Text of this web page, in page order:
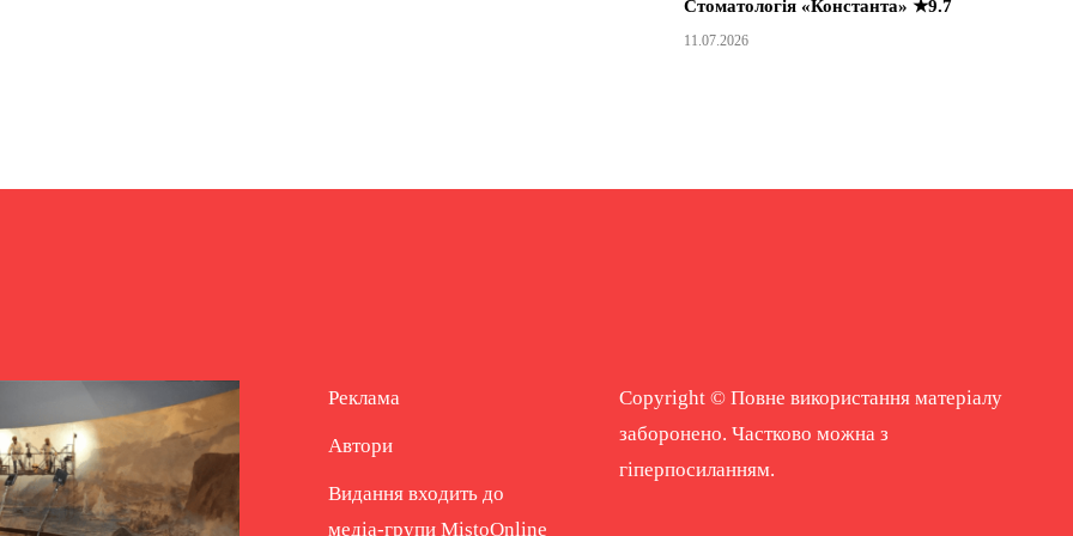
Стоматологія «Константа» ★9.7
11.07.2026
Реклама
Автори
Видання входить до
медіа-групи MistoOnline
Copyright © Повне використання матеріалу
заборонено. Частково можна з
гіперпосиланням.